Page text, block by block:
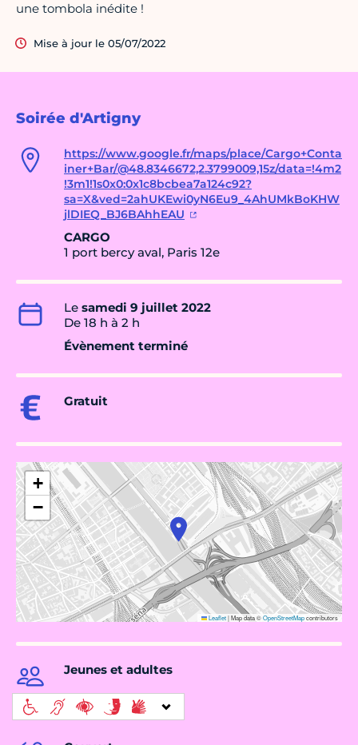
Soirée d'Artigny
https://www.google.fr/maps/place/Cargo+Conta
iner+Bar/@48.8346672,2.3799009,15z/data=!4m2
!3m1!1s0x0:0x1c8bcbea7a124c92?
sa=X&ved=2ahUKEwi0yN6Eu9_4AhUMkBoKHW
jlDIEQ_BJ6BAhhEAU
CARGO
1 port bercy aval, Paris 12e
Le samedi 9 juillet 2022
De 18 h à 2 h
Évènement terminé
Gratuit
+
−
Leaflet|Map data ©OpenStreetMapcontributors
Jeunes et adultes
une tombola inédite !
Mise à jour le 05/07/2022